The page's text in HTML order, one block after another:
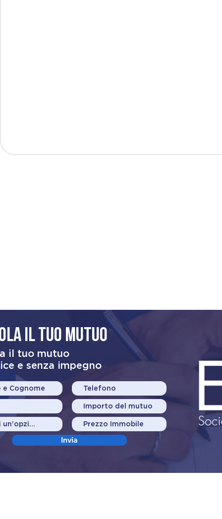
il tuo mutuo
il tuo mutuo
e senza impegno
Invia